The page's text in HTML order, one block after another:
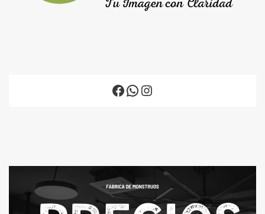
Facebook
WhatsApp
Instagram